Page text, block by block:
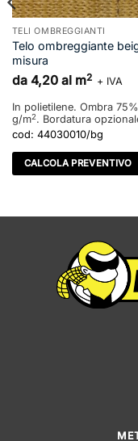
TELI OMBREGGIANTI
Telo ombreggiante
misura
da 4,20 al m2 + IVA
In polietilene. Ombra
g/m2. Bordatura
cod: 44030010/bg
CALCOLA PREVENTIVO